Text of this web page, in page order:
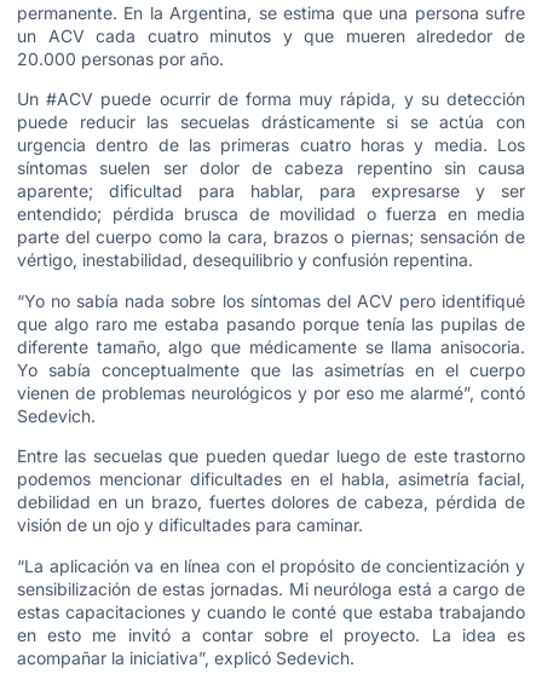
permanente. En la Argentina, se estima que una persona sufre
un ACV cada cuatro minutos y que mueren alrededor de
20.000 personas por año.
Un #ACV puede ocurrir de forma muy rápida, y su detección
puede reducir las secuelas drásticamente si se actúa con
urgencia dentro de las primeras cuatro horas y media. Los
síntomas suelen ser dolor de cabeza repentino sin causa
aparente; dificultad para hablar, para expresarse y ser
entendido; pérdida brusca de movilidad o fuerza en media
parte del cuerpo como la cara, brazos o piernas; sensación de
vértigo, inestabilidad, desequilibrio y confusión repentina.
“Yo no sabía nada sobre los síntomas del ACV pero identifiqué
que algo raro me estaba pasando porque tenía las pupilas de
diferente tamaño, algo que médicamente se llama anisocoria.
Yo sabía conceptualmente que las asimetrías en el cuerpo
vienen de problemas neurológicos y por eso me alarmé”, contó
Sedevich.
Entre las secuelas que pueden quedar luego de este trastorno
podemos mencionar dificultades en el habla, asimetría facial,
debilidad en un brazo, fuertes dolores de cabeza, pérdida de
visión de un ojo y dificultades para caminar.
“La aplicación va en línea con el propósito de concientización y
sensibilización de estas jornadas. Mi neuróloga está a cargo de
estas capacitaciones y cuando le conté que estaba trabajando
en esto me invitó a contar sobre el proyecto. La idea es
acompañar la iniciativa”, explicó Sedevich.